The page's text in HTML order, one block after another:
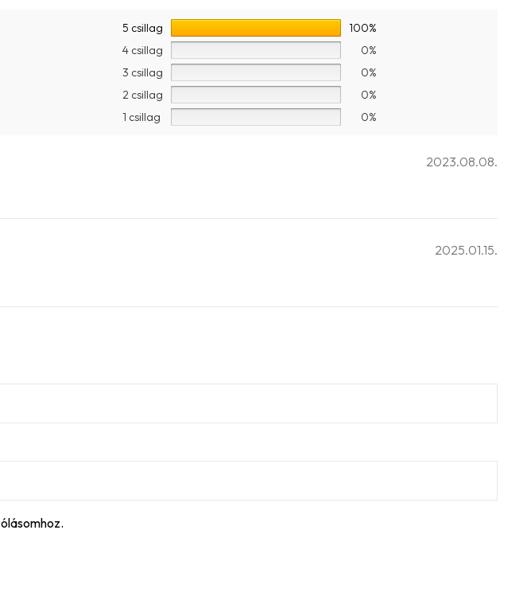
5 csillag
100%
4 csillag
0%
3 csillag
0%
2 csillag
0%
1 csillag
0%
2023.08.08.
2025.01.15.